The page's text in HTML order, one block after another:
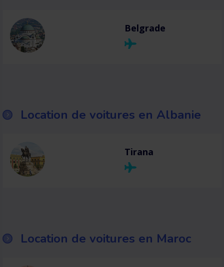
Belgrade
Location de voitures en Albanie
Tirana
Location de voitures en Maroc